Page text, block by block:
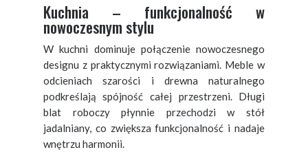
Kuchnia – funkcjonalność w
nowoczesnym stylu
W kuchni dominuje połączenie nowoczesnego
designu z praktycznymi rozwiązaniami. Meble w
odcieniach szarości i drewna naturalnego
podkreślają spójność całej przestrzeni. Długi
blat roboczy płynnie przechodzi w stół
jadalniany, co zwiększa funkcjonalność i nadaje
wnętrzu harmonii.